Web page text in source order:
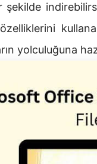
şekilde
yolculuğuna